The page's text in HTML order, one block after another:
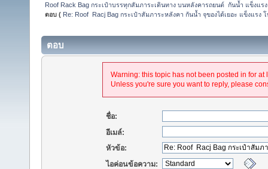
Roof Rack Bag กระเป๋าบรรทุกสัมภาระเดินทาง บนหลังคารถยนต์  กันน้ำ แข็งแร
ตอบ ( Re: Roof  Racj Bag กระเป๋าสัมภาระหลังคา กันน้ำ จุของได้เยอะ แข็งแรง
ตอบ
Warning: this topic has not been posted in for at
Unless you're sure you want to reply, please
ชื่อ:
อีเมล์:
หัวข้อ:
ไอค่อนข้อความ: